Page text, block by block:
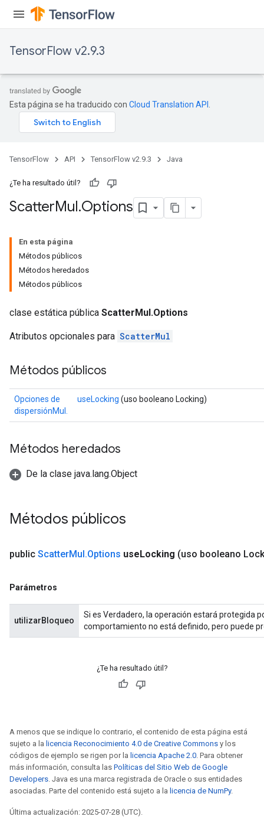
TensorFlow v2.9.3
Esta página se ha traducido con Cloud Translation API
TensorFlow API TensorFlow v2.9.3 Java
¿Te ha resultado útil?
ScatterMul.Options
En esta página
Métodos públicos
Métodos heredados
Métodos públicos
clase estática pública ScatterMul.Options
Atributos opcionales para ScatterMul
Métodos públicos
Opciones de
dispersiónMul.
useLocking (uso booleano Locking)
Métodos heredados
De la clase java.lang.Object
Métodos públicos
public ScatterMul.Options useLocking (uso booleano
Parámetros
utilizarBloqueo
Si es Verdadero, la operación estará protegida
comportamiento no está definido, pero puede
¿Te ha resultado útil?
A menos que se indique lo contrario, el contenido de esta página está
sujeto a la licencia Reconocimiento 4.0 de Creative Commons y los
códigos de ejemplo se rigen por la licencia Apache 2.0. Para obtener
más información, consulta las Políticas del Sitio Web de Google
Developers. Java es una marca registrada de Oracle o sus entidades
asociadas. Parte del contenido está sujeto a la licencia de NumPy.
Última actualización: 2025-07-28 (UTC).